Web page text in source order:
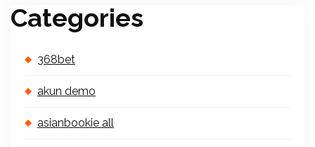
Categories
368bet
akun demo
asianbookie all